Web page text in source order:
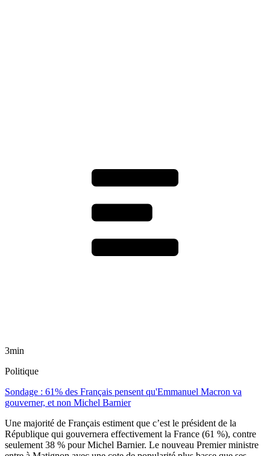
3min
Politique
Sondage : 61% des Français pensent qu'Emmanuel Macron va
gouverner, et non Michel Barnier
Une majorité de Français estiment que c’est le président de la
République qui gouvernera effectivement la France (61 %), contre
seulement 38 % pour Michel Barnier. Le nouveau Premier ministre